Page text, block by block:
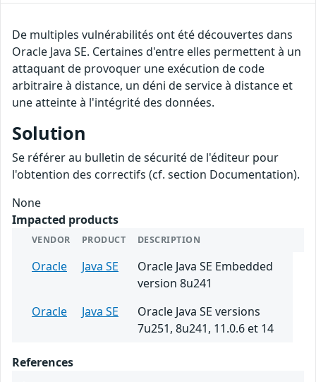
De multiples vulnérabilités ont été découvertes dans
Oracle Java SE. Certaines d'entre elles permettent à un
attaquant de provoquer une exécution de code
arbitraire à distance, un déni de service à distance et
une atteinte à l'intégrité des données.
Solution
Se référer au bulletin de sécurité de l'éditeur pour
l'obtention des correctifs (cf. section Documentation).
None
Impacted products
VENDOR PRODUCT DESCRIPTION
Oracle Java SE
Oracle Java SE Embedded
version 8u241
Oracle
Java SE
Oracle Java SE versions
7u251, 8u241, 11.0.6 et 14
References